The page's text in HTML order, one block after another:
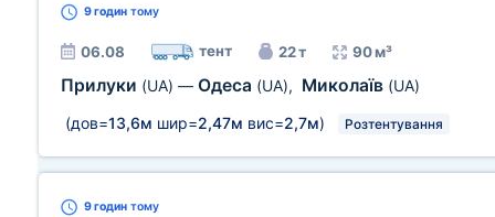
9 годин тому
06.08 тент 22 т 90 м³
Прилуки (UA) — Одеса (UA), Миколаїв (UA)
(дов=13,6м шир=2,47м вис=2,7м) Розтентування
9 годин тому